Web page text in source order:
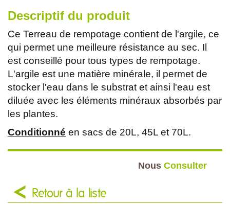
Descriptif du produit
Ce Terreau de rempotage contient de l'argile, ce
qui permet une meilleure résistance au sec. Il
est conseillé pour tous types de rempotage.
L'argile est une matière minérale, il permet de
stocker l'eau dans le substrat et ainsi l'eau est
diluée avec les éléments minéraux absorbés par
les plantes.
Conditionné en sacs de 20L, 45L et 70L.
Nous Consulter
Retour à la liste